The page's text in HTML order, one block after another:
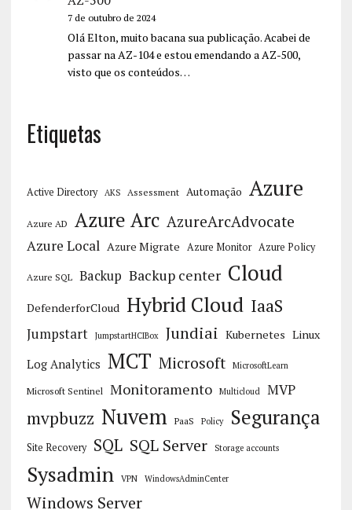
7 de outubro de 2024
Olá Elton, muito bacana sua publicação. Acabei de
passar na AZ-104 e estou emendando a AZ-500,
visto que os conteúdos…
Etiquetas
Active Directory AKS Assessment Automação Azure
Azure AD Azure Arc AzureArcAdvocate
Azure Local Azure Migrate Azure Monitor Azure Policy
Azure SQL Backup Backup center Cloud
DefenderforCloud Hybrid Cloud IaaS
Jumpstart JumpstartHCIBox Jundiai Kubernetes Linux
Log Analytics MCT Microsoft MicrosoftLearn
Microsoft Sentinel Monitoramento Multicloud MVP
mvpbuzz Nuvem PaaS Policy Segurança
Site Recovery SQL SQL Server Storage accounts
Sysadmin VPN WindowsAdminCenter
Windows Server